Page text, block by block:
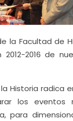
la Facultad de
2016 de
Historia radica
los eventos
para